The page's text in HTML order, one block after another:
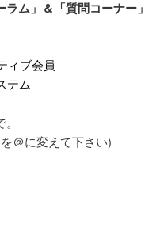
ム」＆「質問コーナー」
ィブ会員
ム
＠に変えて下さい)